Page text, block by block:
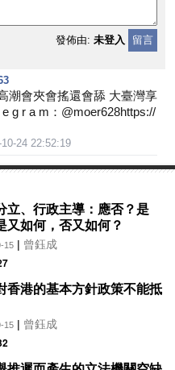
發佈由: 未登入 留言
潮會夾會搖還會舔 大臺灣享
g r a m：@moer628https://
10-24 22:52:19
立、行政主導：應否？是
又如何，否又如何？
15| 曾鈺成
香港的基本方針政策不能抵
15| 曾鈺成